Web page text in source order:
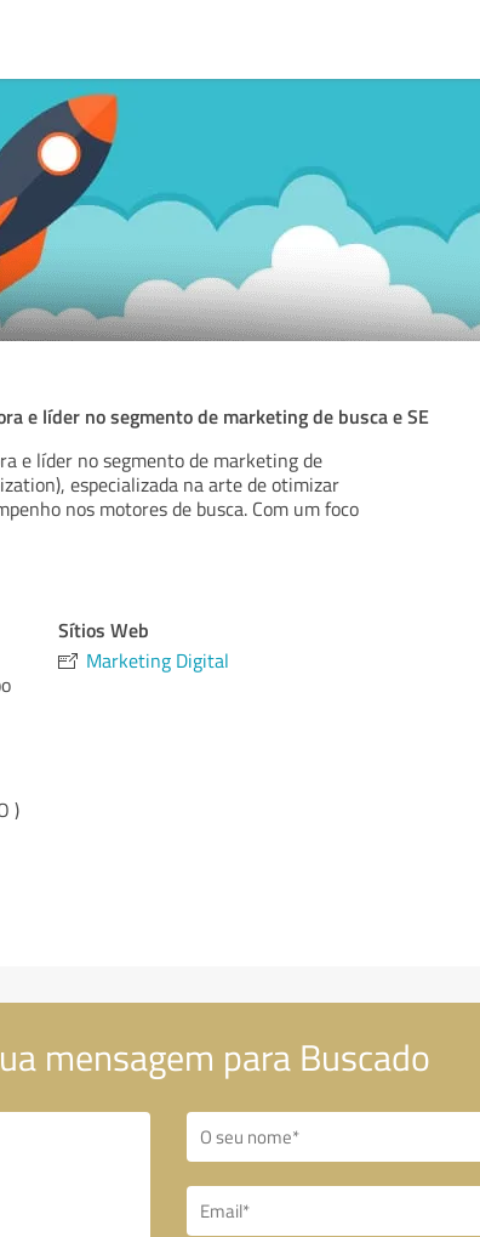
e líder no segmento de marketing de busca e SE
e líder no segmento de marketing de
especializada na arte de otimizar
nos motores de busca. Com um foco
)
Sítios Web
Marketing Digital
mensagem para Buscado